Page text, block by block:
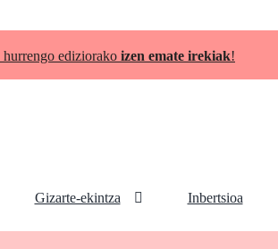
hurrengo ediziorako izen emate irekiak!
Gizarte-ekintza Inbertsioa